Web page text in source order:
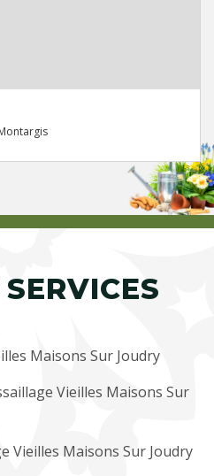
Maisons Sur Joudry
Vieilles Maisons Sur
Vieilles Maisons Sur Joudry